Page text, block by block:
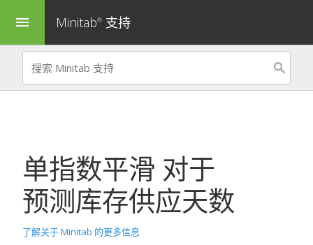
menu Minitab® 支持
单指数平滑 对于
预测库存供应天数
了解关于 Minitab 的更多信息